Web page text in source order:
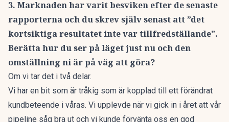
3. Marknaden har varit besviken efter de senaste
rapporterna och du skrev själv senast att ”det
kortsiktiga resultatet inte var tillfredställande”.
Berätta hur du ser på läget just nu och den
omställning ni är på väg att göra?
Om vi tar det i två delar.
Vi har en bit som är tråkig som är kopplad till ett förändrat
kundbeteende i våras. Vi upplevde när vi gick in i året att vår
pipeline såg bra ut och vi kunde förvänta oss en god